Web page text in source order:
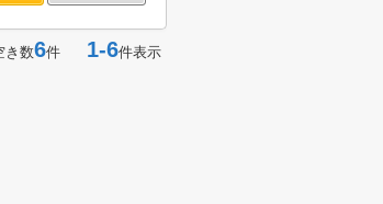
き数6件 1-6件表示